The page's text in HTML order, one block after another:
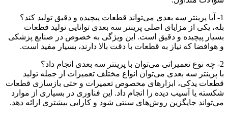
1- آیا پرینتر سه بعدی می‌تواند قطعات پیچیده و دقیق تولید کند؟
بله، یکی از مزایای اصلی پرینتر سه بعدی توانایی تولید قطعات
بسیار پیچیده و دقیق است. این ویژگی به خصوص در صنایع پزشکی
و هوافضا که نیاز به قطعات با دقت بالا دارند، بسیار مفید است.
2- چه نوع تعمیراتی می‌توان با پرینتر سه بعدی انجام داد؟
با پرینتر سه بعدی می‌توان انواع مختلف تعمیرات از جمله تولید
قطعات یدکی، ابزارهای مخصوص تعمیرات و حتی بازسازی قطعات
شکسته یا آسیب دیده را انجام داد. این فناوری در بسیاری از موارد
می‌تواند جایگزین روش‌های سنتی شود و کارایی بیشتری ارائه دهد.